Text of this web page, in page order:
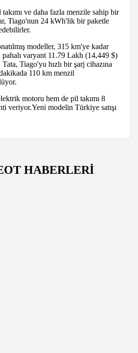
ve daha fazla menzile sahip bir
Tiago'nun 24 kWh'lik bir paketle
modeller, 315 km'ye kadar
varyant 11.79 Lakh (14,449 $)
Tiago'yu hızlı bir şarj cihazına
110 km menzil
motoru hem de pil takımı 8
veriyor.Yeni modelin Türkiye satışı
HABERLERİ